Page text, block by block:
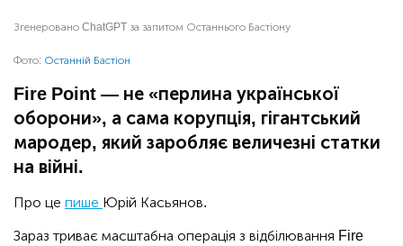
Згенеровано ChatGPT за запитом Останнього Бастіону
Фото: Останній Бастіон
Fire Point — не «перлина української
оборони», а сама корупція, гігантський
мародер, який заробляє величезні статки
на війні.
Про це пише Юрій Касьянов.
Зараз триває масштабна операція з відбілювання Fire